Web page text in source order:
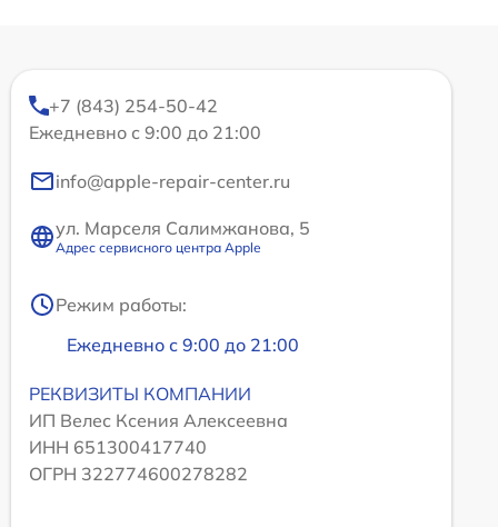
+7 (843) 254-50-42
Ежедневно с 9:00 до 21:00
info@apple-repair-center.ru
ул. Марселя Салимжанова, 5
Адрес сервисного центра Apple
Режим работы:
Ежедневно с 9:00 до 21:00
РЕКВИЗИТЫ КОМПАНИИ
ИП Велес Ксения Алексеевна
ИНН 651300417740
ОГРН 322774600278282